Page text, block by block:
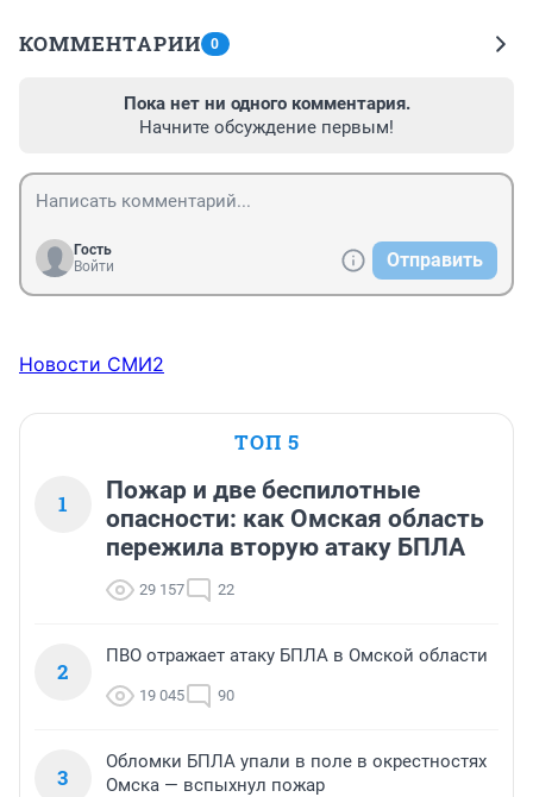
КОММЕНТАРИИ 0
Пока нет ни одного комментария.
Начните обсуждение первым!
Гость
Войти
Отправить
Новости СМИ2
ТОП 5
1
Пожар и две беспилотные
опасности: как Омская область
пережила вторую атаку БПЛА
29 157 22
2
ПВО отражает атаку БПЛА в Омской области
19 045 90
3
Обломки БПЛА упали в поле в окрестностях
Омска — вспыхнул пожар